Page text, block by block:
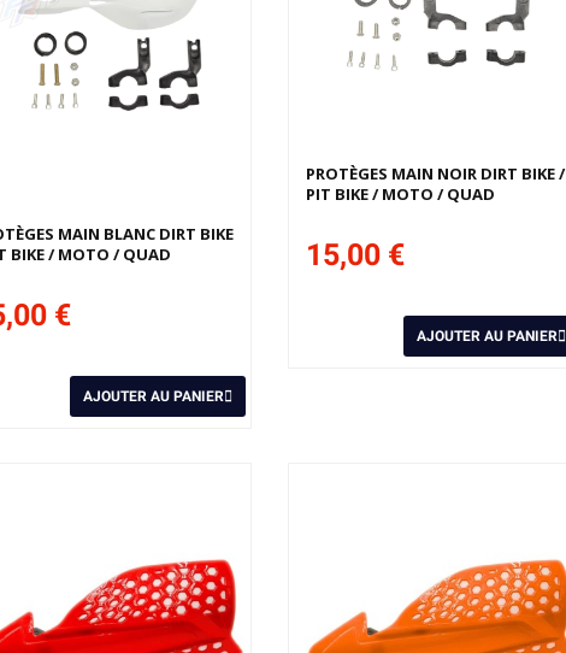
MAIN BLANC DIRT BIKE
BIKE / MOTO / QUAD
€
AJOUTER AU PANIER
PROTÈGES MAIN NOIR DIRT BIKE /
PIT BIKE / MOTO / QUAD
15,00 €
AJOUTER AU PANIER